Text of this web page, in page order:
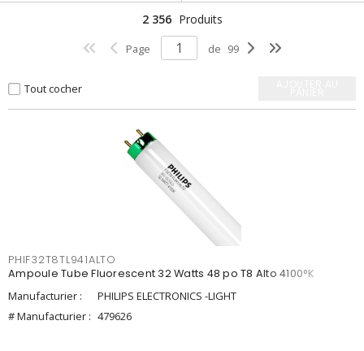
2 356 Produits
Page de 99
Tout cocher
PHIF32T8TL941ALTO
Ampoule Tube Fluorescent 32 Watts 48 po T8 Alto 4100°K
Manufacturier :
PHILIPS ELECTRONICS -LIGHT
# Manufacturier : 479626